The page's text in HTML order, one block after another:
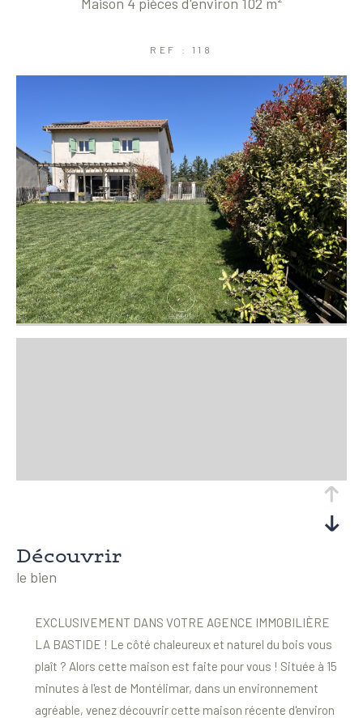
REF : 118
découvrir
le bien
EXCLUSIVEMENT DANS VOTRE AGENCE IMMOBILIÈRE
LA BASTIDE ! Le côté chaleureux et naturel du bois vous
plaît ? Alors cette maison est faite pour vous ! Située à 15
minutes à l'est de Montélimar, dans un environnement
agréable, venez découvrir cette maison récente d'environ